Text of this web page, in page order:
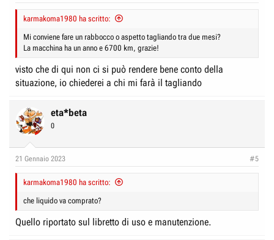
karmakoma1980 ha scritto:
Mi conviene fare un rabbocco o aspetto tagliando tra due mesi?
La macchina ha un anno e 6700 km, grazie!
visto che di qui non ci si può rendere bene conto della
situazione, io chiederei a chi mi farà il tagliando
eta*beta
0
21 Gennaio 2023 #5
karmakoma1980 ha scritto:
che liquido va comprato?
Quello riportato sul libretto di uso e manutenzione.